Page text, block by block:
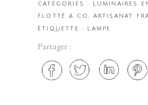
CATÉGORIES :
LUMINAIRES
FLOTTÉ & CO
ARTISANAT
ÉTIQUETTE : LAMPE
Partager :